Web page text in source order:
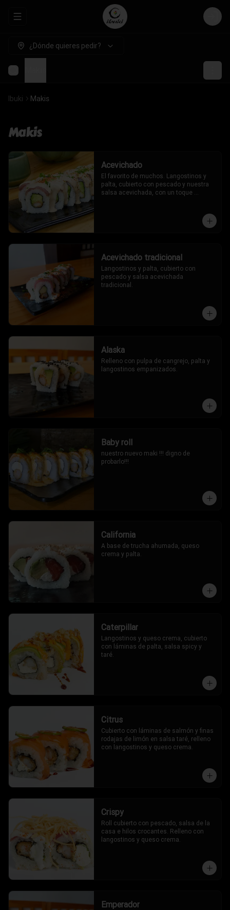
Abrir menu de navegación Login
¿Dónde quieres pedir?
Ibuki Makis
Makis
Acevichado
El favorito de muchos. Langostinos y
palta, cubierto con pescado y nuestra
salsa acevichada, con un toque
Acevichado tradicional
Langostinos y palta, cubierto con
pescado y salsa acevichada
tradicional.
Alaska
Relleno con pulpa de cangrejo, palta y
langostinos empanizados.
Baby roll
nuestro nuevo maki !!! digno de
probarlo!!!
California
A base de trucha ahumada, queso
crema y palta.
Caterpillar
Langostinos y queso crema, cubierto
con láminas de palta, salsa spicy y
taré.
Citrus
Cubierto con láminas de salmón y finas
rodajas de limón en salsa taré, relleno
con langostinos y queso crema.
Crispy
Roll cubierto con pescado, salsa de la
casa e hilos crocantes. Relleno con
langostinos y queso crema.
Emperador